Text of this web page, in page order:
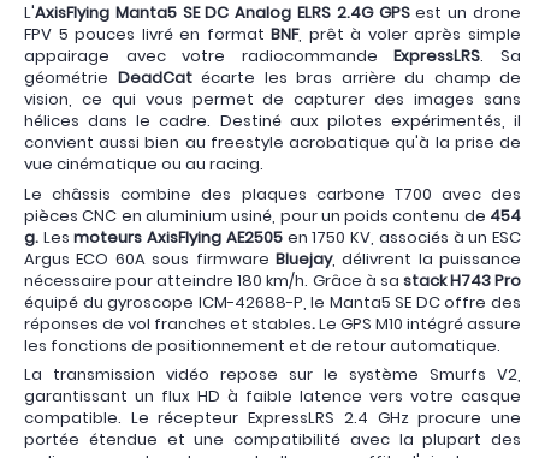
L'AxisFlying Manta5 SE DC Analog ELRS 2.4G GPSest un drone
FPV 5 pouces livré en formatBNF, prêt à voler après simple
appairage avec votre radiocommandeExpressLRS. Sa
géométrie DeadCatécarte les bras arrière du champ de
vision, ce qui vous permet de capturer des images sans
hélices dans le cadre. Destiné aux pilotes expérimentés, il
convient aussi bien au freestyle acrobatique qu'à la prise de
vue cinématique ou au racing.
Le châssis combine des plaques carbone T700 avec des
pièces CNC en aluminium usiné, pour un poids contenu de 454
g. Lesmoteurs AxisFlying AE2505en 1750 KV, associés à un ESC
Argus ECO 60A sous firmware Bluejay, délivrent la puissance
nécessaire pour atteindre 180 km/h. Grâce à sa stack H743 Pro
équipé du gyroscope ICM-42688-P, le Manta5 SE DC offre des
réponses de vol franches et stables.Le GPS M10 intégré assure
les fonctions de positionnement et de retour automatique.
La transmission vidéo repose sur le système Smurfs V2,
garantissant un flux HD à faible latence vers votre casque
compatible. Le récepteur ExpressLRS 2.4 GHz procure une
portée étendue et une compatibilité avec la plupart des